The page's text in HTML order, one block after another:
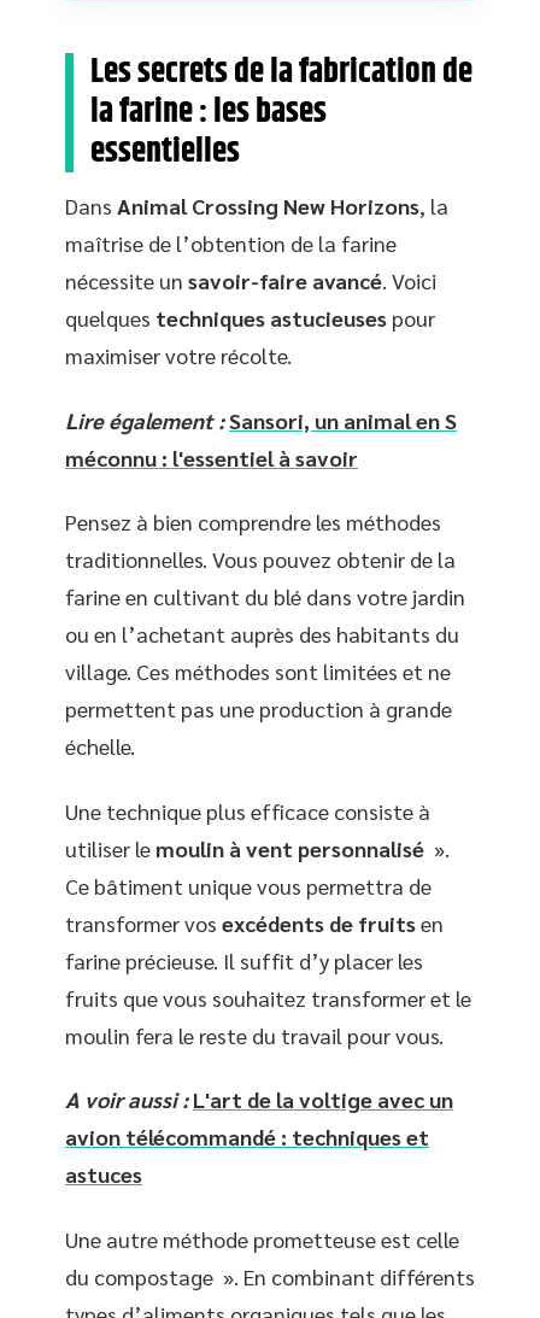
Les secrets de la fabrication de
la farine : les bases
essentielles
Dans Animal Crossing New Horizons, la
maîtrise de l’obtention de la farine
nécessite un savoir-faire avancé. Voici
quelques techniques astucieuses pour
maximiser votre récolte.
Lire également : Sansori, un animal en S
méconnu : l'essentiel à savoir
Pensez à bien comprendre les méthodes
traditionnelles. Vous pouvez obtenir de la
farine en cultivant du blé dans votre jardin
ou en l’achetant auprès des habitants du
village. Ces méthodes sont limitées et ne
permettent pas une production à grande
échelle.
Une technique plus efficace consiste à
utiliser le moulin à vent personnalisé ».
Ce bâtiment unique vous permettra de
transformer vos excédents de fruitsen
farine précieuse. Il suffit d’y placer les
fruits que vous souhaitez transformer et le
moulin fera le reste du travail pour vous.
A voir aussi : L'art de la voltige avec un
avion télécommandé : techniques et
astuces
Une autre méthode prometteuse est celle
du compostage ». En combinant différents